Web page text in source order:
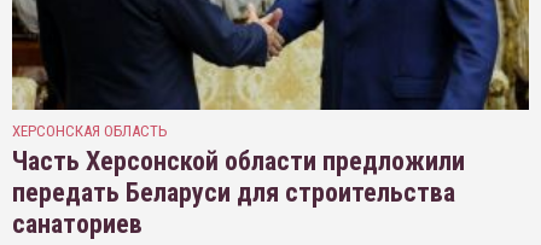
ХЕРСОНСКАЯ ОБЛАСТЬ
Часть Херсонской области предложили
передать Беларуси для строительства
санаториев